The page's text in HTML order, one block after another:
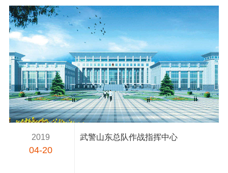
2019
04-20
武警山东总队作战指挥中心